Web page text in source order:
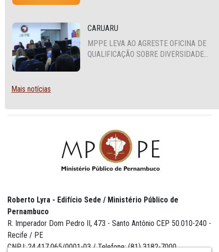
CARUARU
MPPE LEVA AO AGRESTE OFICINA DE
QUALIFICAÇÃO SOBRE DIVERSIDADE
Mais notícias
Roberto Lyra - Edifício Sede / Ministério Público de
Pernambuco
R. Imperador Dom Pedro II, 473 - Santo Antônio CEP 50.010-240 -
Recife / PE
CNPJ: 24.417.065/0001-03 / Telefone: (81) 3182-7000